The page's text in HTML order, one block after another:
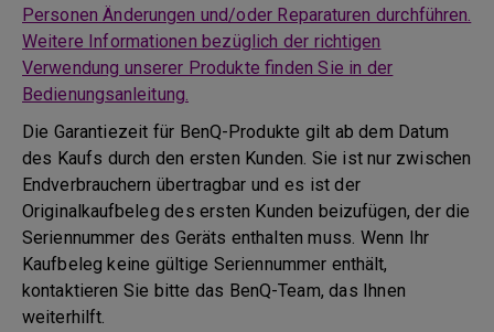
Personen Änderungen und/oder Reparaturen durchführen.
Weitere Informationen bezüglich der richtigen
Verwendung unserer Produkte finden Sie in der
Bedienungsanleitung.
Die Garantiezeit für BenQ-Produkte gilt ab dem Datum
des Kaufs durch den ersten Kunden. Sie ist nur zwischen
Endverbrauchern übertragbar und es ist der
Originalkaufbeleg des ersten Kunden beizufügen, der die
Seriennummer des Geräts enthalten muss. Wenn Ihr
Kaufbeleg keine gültige Seriennummer enthält,
kontaktieren Sie bitte das BenQ-Team, das Ihnen
weiterhilft.